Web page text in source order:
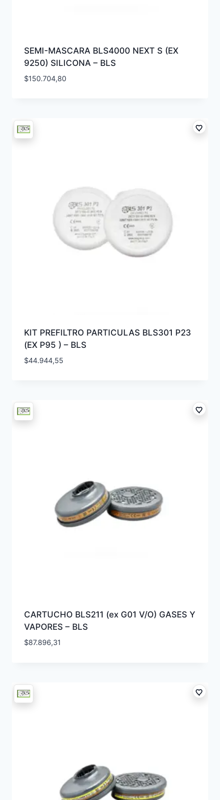
SEMI-MASCARA BLS4000 NEXT S (EX
9250) SILICONA – BLS
$150.704,80
KIT PREFILTRO PARTICULAS BLS301 P23
(EX P95 ) – BLS
$44.944,55
CARTUCHO BLS211 (ex G01 V/O) GASES Y
VAPORES – BLS
$87.896,31